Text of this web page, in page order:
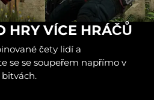
HRY VÍCE HRÁČŮ
čety lidí a
se se soupeřem napřímo v